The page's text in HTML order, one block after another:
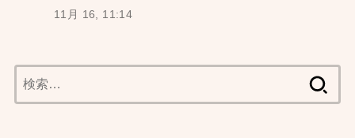
11月 16, 11:14
索: